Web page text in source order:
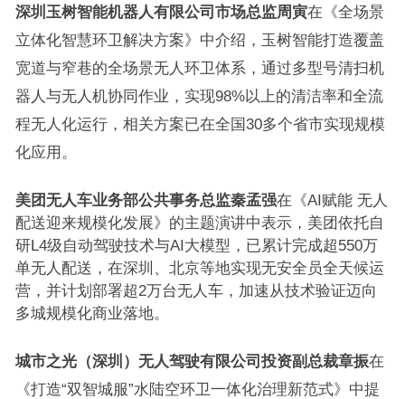
深圳玉树智能机器人有限公司市场总监周寅在《全场景
立体化智慧环卫解决方案》中介绍，玉树智能打造覆盖
宽道与窄巷的全场景无人环卫体系，通过多型号清扫机
器人与无人机协同作业，实现98%以上的清洁率和全流
程无人化运行，相关方案已在全国30多个省市实现规模
化应用。
美团无人车业务部公共事务总监秦孟强在《AI赋能 无人
配送迎来规模化发展》的主题演讲中表示，美团依托自
研L4级自动驾驶技术与AI大模型，已累计完成超550万
单无人配送，在深圳、北京等地实现无安全员全天候运
营，并计划部署超2万台无人车，加速从技术验证迈向
多城规模化商业落地。
城市之光（深圳）无人驾驶有限公司投资副总裁章振在
《打造“双智城服”水陆空环卫一体化治理新范式》中提